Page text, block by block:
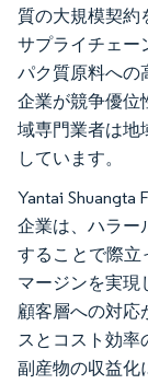
質の大規模契約
サプライチェー
パク質原料への
企業が競争優位
域専門業者は地
しています。
Yantai Shuangta
企業は、ハラー
することで際立
マージンを実現
顧客層への対応
スとコスト効率
副産物の収益化